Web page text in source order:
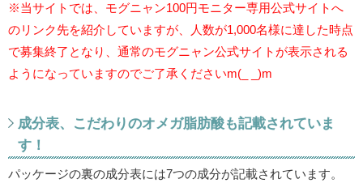
※当サイトでは、モグニャン100円モニター専用公式サイトへ
のリンク先を紹介していますが、人数が1,000名様に達した時点
で募集終了となり、通常のモグニャン公式サイトが表示される
ようになっていますのでご了承くださいm(_ _)m
成分表、こだわりのオメガ脂肪酸も記載されていま
す！
パッケージの裏の成分表には7つの成分が記載されています。